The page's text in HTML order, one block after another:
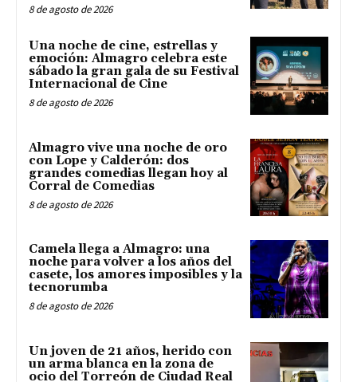
8 de agosto de 2026
Una noche de cine, estrellas y
emoción: Almagro celebra este
sábado la gran gala de su Festival
Internacional de Cine
8 de agosto de 2026
Almagro vive una noche de oro
con Lope y Calderón: dos
grandes comedias llegan hoy al
Corral de Comedias
8 de agosto de 2026
Camela llega a Almagro: una
noche para volver a los años del
casete, los amores imposibles y la
tecnorumba
8 de agosto de 2026
Un joven de 21 años, herido con
un arma blanca en la zona de
ocio del Torreón de Ciudad Real